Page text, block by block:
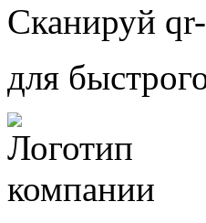
Сканируй
для